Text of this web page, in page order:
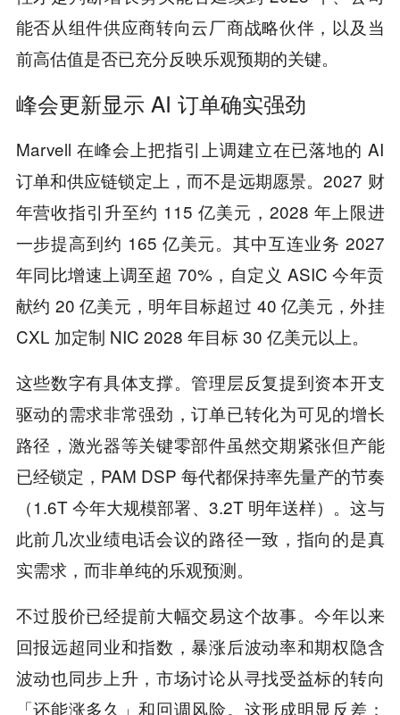
能否从组件供应商转向云厂商战略伙伴，以及当
前高估值是否已充分反映乐观预期的关键。
峰会更新显示 AI 订单确实强劲
Marvell 在峰会上把指引上调建立在已落地的 AI
订单和供应链锁定上，而不是远期愿景。2027 财
年营收指引升至约 115 亿美元，2028 年上限进
一步提高到约 165 亿美元。其中互连业务 2027
年同比增速上调至超 70%，自定义 ASIC 今年贡
献约 20 亿美元，明年目标超过 40 亿美元，外挂
CXL 加定制 NIC 2028 年目标 30 亿美元以上。
这些数字有具体支撑。管理层反复提到资本开支
驱动的需求非常强劲，订单已转化为可见的增长
路径，激光器等关键零部件虽然交期紧张但产能
已经锁定，PAM DSP 每代都保持率先量产的节奏
（1.6T 今年大规模部署、3.2T 明年送样）。这与
此前几次业绩电话会议的路径一致，指向的是真
实需求，而非单纯的乐观预测。
不过股价已经提前大幅交易这个故事。今年以来
回报远超同业和指数，暴涨后波动率和期权隐含
波动也同步上升，市场讨论从寻找受益标的转向
「还能涨多久」和回调风险。这形成明显反差：